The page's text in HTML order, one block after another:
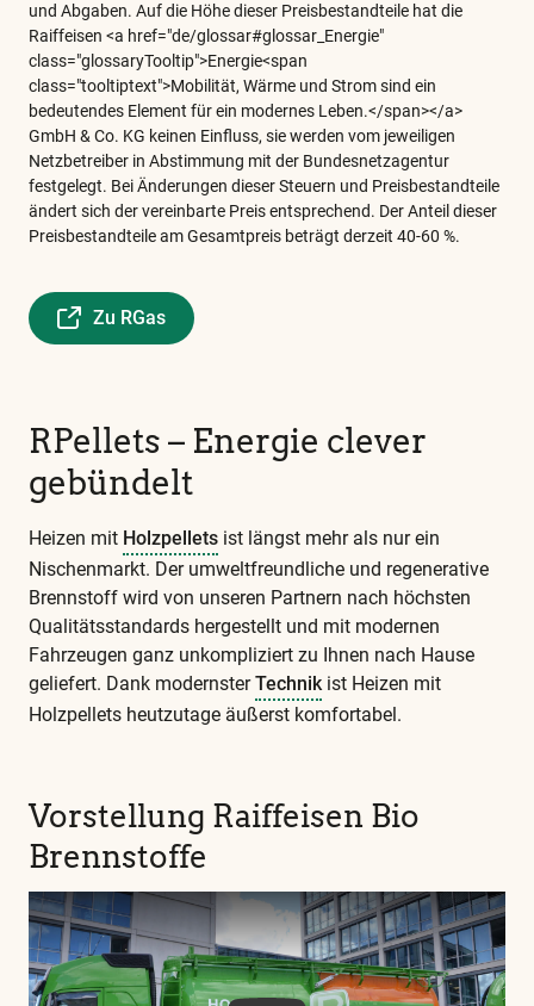
und Abgaben. Auf die Höhe dieser Preisbestandteile hat die
Raiffeisen <a href="de/glossar#glossar_Energie"
class="glossaryTooltip">Energie<span
class="tooltiptext">Mobilität, Wärme und Strom sind ein
bedeutendes Element für ein modernes Leben.</span></a>
GmbH & Co. KG keinen Einfluss, sie werden vom jeweiligen
Netzbetreiber in Abstimmung mit der Bundesnetzagentur
festgelegt. Bei Änderungen dieser Steuern und Preisbestandteile
ändert sich der vereinbarte Preis entsprechend. Der Anteil dieser
Preisbestandteile am Gesamtpreis beträgt derzeit 40-60 %.
Zu RGas
alle
weiteren
wichtigen
finden
Sie
in
unserem
Glossar
RPellets – Energie clever
gebündelt
Heizen mit Holzpellets ist längst mehr als nur ein
Nischenmarkt. Der umweltfreundliche und regenerative
Brennstoff wird von unseren Partnern nach höchsten
Qualitätsstandards hergestellt und mit modernen
Fahrzeugen ganz unkompliziert zu Ihnen nach Hause
geliefert. Dank modernsterTechnik ist Heizen mit
Holzpellets heutzutage äußerst komfortabel.
alle
weiteren
Begriffe
finden
Sie
in
Vorstellung Raiffeisen Bio
Brennstoffe